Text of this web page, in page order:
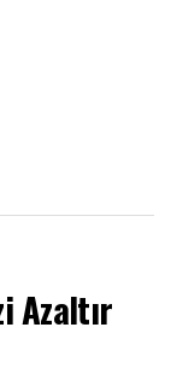
Azaltır